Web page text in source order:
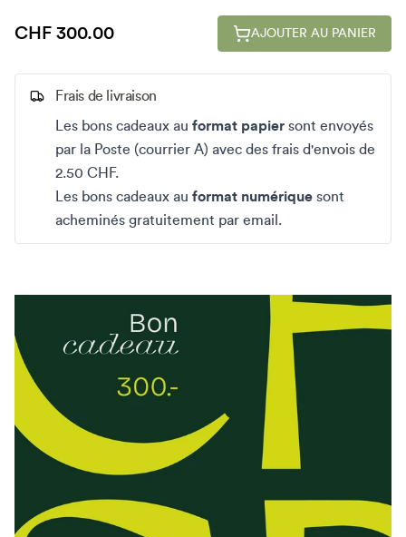
CHF 300.00 AJOUTER AU PANIER
Frais de livraison
Les bons cadeaux au format papier sont envoyés
par la Poste (courrier A) avec des frais d'envois de
2.50 CHF.
Les bons cadeaux au format numérique sont
acheminés gratuitement par email.